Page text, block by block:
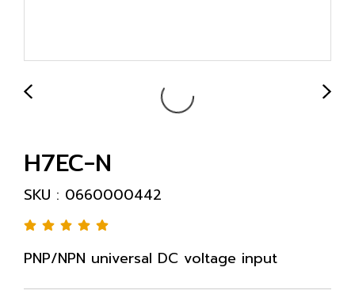
H7EC-N
SKU : 0660000442
PNP/NPN universal DC voltage input